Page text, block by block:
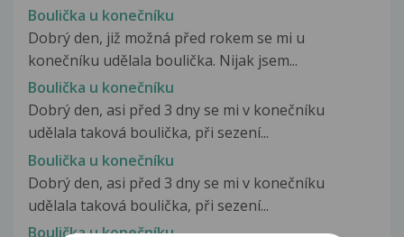
Boulička u konečníku
Dobrý den, již možná před rokem se mi u
konečníku udělala boulička. Nijak jsem...
Boulička u konečníku
Dobrý den, asi před 3 dny se mi v konečníku
udělala taková boulička, při sezení...
Boulička u konečníku
Dobrý den, asi před 3 dny se mi v konečníku
udělala taková boulička, při sezení...
Boulička u konečníku